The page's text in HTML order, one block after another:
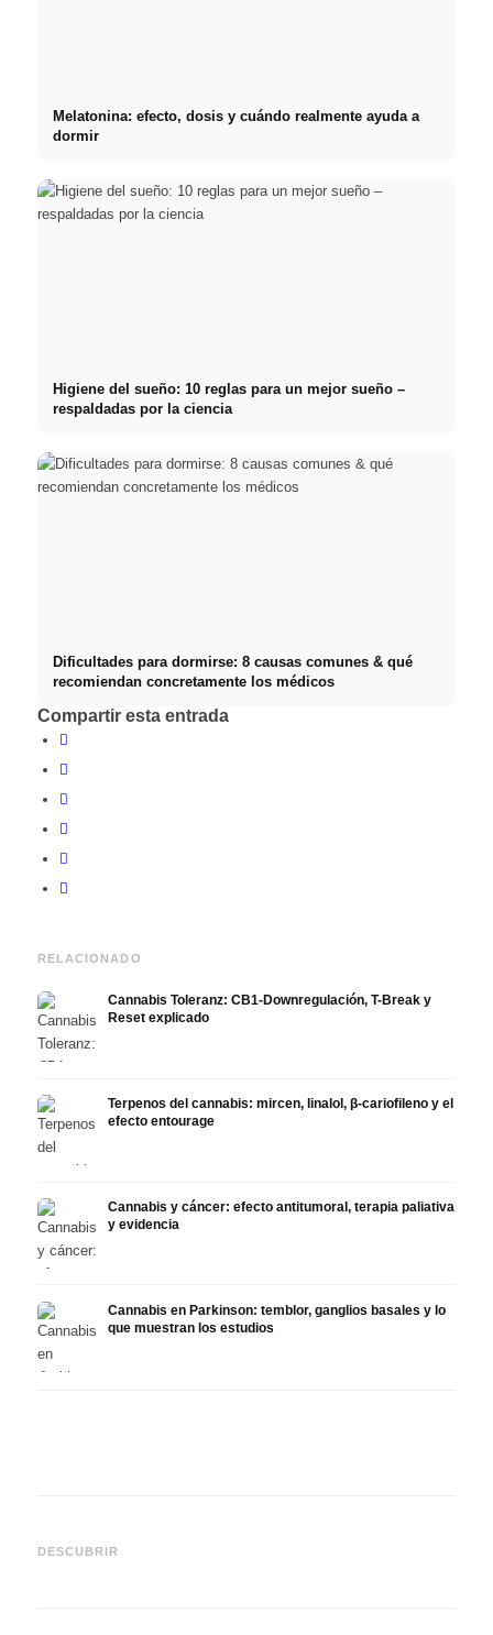
Melatonina: efecto, dosis y cuándo realmente ayuda a
dormir
Higiene del sueño: 10 reglas para un mejor sueño –
respaldadas por la ciencia
Dificultades para dormirse: 8 causas comunes & qué
recomiendan concretamente los médicos
Compartir esta entrada
RELACIONADO
Cannabis Toleranz: CB1-Downregulación, T-Break y
Reset explicado
Terpenos del cannabis: mircen, linalol, β-cariofileno y el
efecto entourage
Cannabis y cáncer: efecto antitumoral, terapia paliativa
y evidencia
Cannabis en Parkinson: temblor, ganglios basales y lo
que muestran los estudios
DESCUBRIR
automedición y lo que